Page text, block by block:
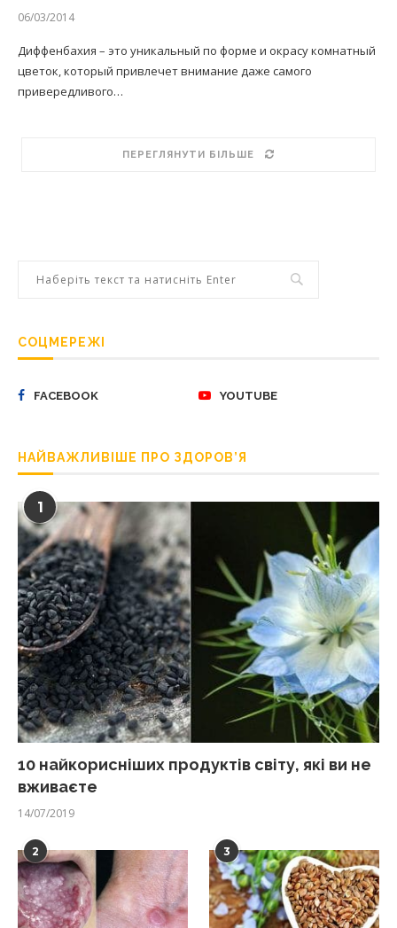
06/03/2014
Диффенбахия – это уникальный по форме и окрасу комнатный
цветок, который привлечет внимание даже самого
привередливого…
ПЕРЕГЛЯНУТИ БІЛЬШЕ
СОЦМЕРЕЖІ
FACEBOOK YOUTUBE
НАЙВАЖЛИВІШЕ ПРО ЗДОРОВ’Я
1
10 найкорисніших продуктів світу, які ви не
вживаєте
14/07/2019
2 3